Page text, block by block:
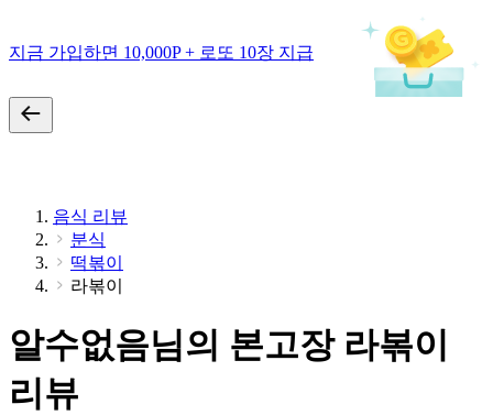
지금 가입하면 10,000P + 로또 10장 지급
음식 리뷰
분식
떡볶이
라볶이
알수없음님의 본고장 라볶이
리뷰